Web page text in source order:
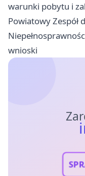
warunki pobytu i
Powiatowy Zespół
wnioski